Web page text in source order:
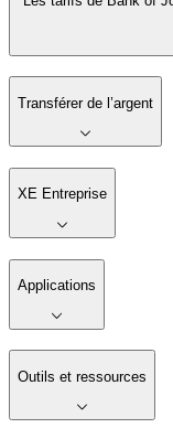
Transférer de l’argent
XE Entreprise
Applications
Outils et ressources